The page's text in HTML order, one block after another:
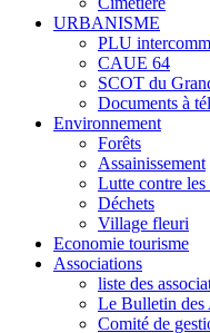
URBANISME
PLU
CAUE 64
SCOT du
Documents à
Environnement
Forêts
Assainissement
Lutte contre les
Déchets
Village fleuri
Economie tourisme
Associations
liste des
Le Bulletin des
Comité de